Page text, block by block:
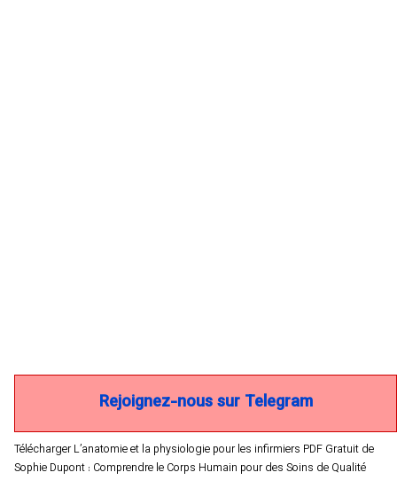
Rejoignez-nous sur Telegram
Télécharger L’anatomie et la physiologie pour les infirmiers PDF Gratuit de
Sophie Dupont : Comprendre le Corps Humain pour des Soins de Qualité